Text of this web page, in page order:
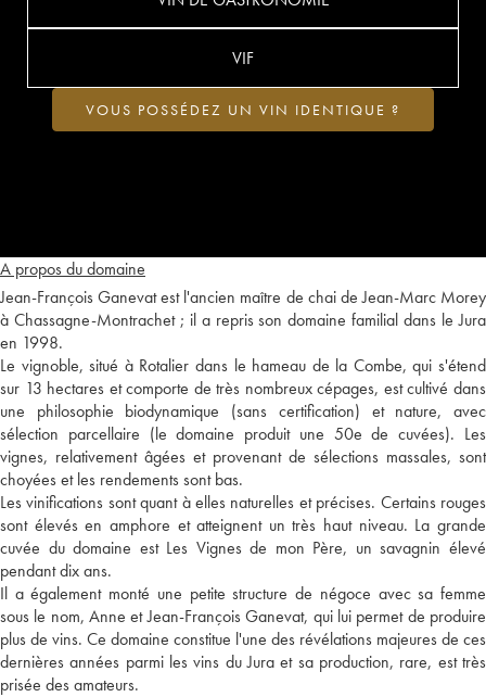
A propos du domaine
Jean-François Ganevat est l'ancien maître de chai de Jean-Marc Morey
à Chassagne-Montrachet ; il a repris son domaine familial dans le Jura
en 1998.
Le vignoble, situé à Rotalier dans le hameau de la Combe, qui s'étend
sur 13 hectares et comporte de très nombreux cépages, est cultivé dans
une philosophie biodynamique (sans certification) et nature, avec
sélection parcellaire (le domaine produit une 50e de cuvées). Les
vignes, relativement âgées et provenant de sélections massales, sont
choyées et les rendements sont bas.
Les vinifications sont quant à elles naturelles et précises. Certains rouges
sont élevés en amphore et atteignent un très haut niveau. La grande
cuvée du domaine est Les Vignes de mon Père, un savagnin élevé
pendant dix ans.
Il a également monté une petite structure de négoce avec sa femme
sous le nom, Anne et Jean-François Ganevat, qui lui permet de produire
plus de vins. Ce domaine constitue l'une des révélations majeures de ces
dernières années parmi les vins du Jura et sa production, rare, est très
prisée des amateurs.
VIF
VOUS POSSÉDEZ UN VIN IDENTIQUE ?